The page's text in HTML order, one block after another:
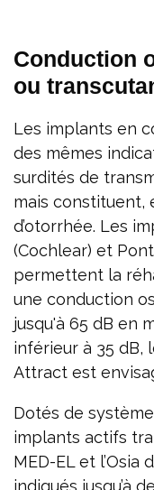
Conduction
ou
Les implants en
des mêmes
surdités de
mais constituent,
d’otorrhée. Les
(Cochlear) et
permettent la
une conduction
jusqu'à 65 dB en
inférieur à 35 dB,
Attract est
Dotés de
implants actifs
MED-EL et
indiqués jusqu’à